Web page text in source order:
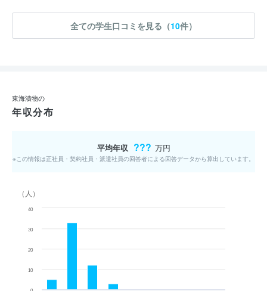
全ての学生口コミを見る（10件）
東海漬物の
年収分布
平均年収 ??? 万円
※この情報は正社員・契約社員・派遣社員の回答者による回答データから算出しています。
（人）
10
20
30
40